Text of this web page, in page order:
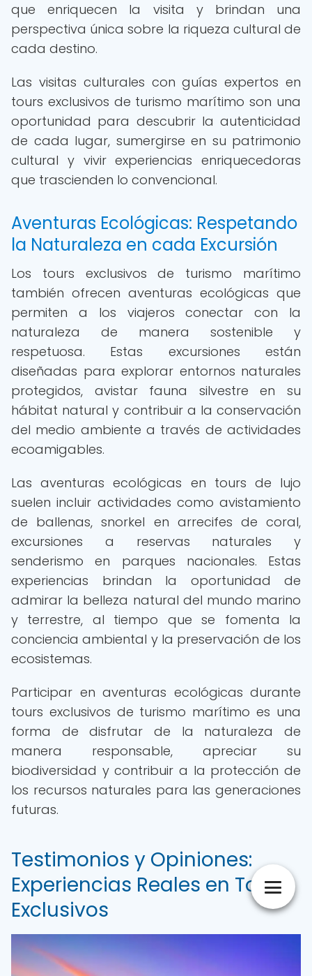
que enriquecen la visita y brindan una
perspectiva única sobre la riqueza cultural de
cada destino.
Las visitas culturales con guías expertos en
tours exclusivos de turismo marítimo son una
oportunidad para descubrir la autenticidad
de cada lugar, sumergirse en su patrimonio
cultural y vivir experiencias enriquecedoras
que trascienden lo convencional.
Aventuras Ecológicas: Respetando
la Naturaleza en cada Excursión
Los tours exclusivos de turismo marítimo
también ofrecen aventuras ecológicas que
permiten a los viajeros conectar con la
naturaleza de manera sostenible y
respetuosa. Estas excursiones están
diseñadas para explorar entornos naturales
protegidos, avistar fauna silvestre en su
hábitat natural y contribuir a la conservación
del medio ambiente a través de actividades
ecoamigables.
Las aventuras ecológicas en tours de lujo
suelen incluir actividades como avistamiento
de ballenas, snorkel en arrecifes de coral,
excursiones a reservas naturales y
senderismo en parques nacionales. Estas
experiencias brindan la oportunidad de
admirar la belleza natural del mundo marino
y terrestre, al tiempo que se fomenta la
conciencia ambiental y la preservación de los
ecosistemas.
Participar en aventuras ecológicas durante
tours exclusivos de turismo marítimo es una
forma de disfrutar de la naturaleza de
manera responsable, apreciar su
biodiversidad y contribuir a la protección de
los recursos naturales para las generaciones
futuras.
Testimonios y Opiniones:
Experiencias Reales en Tours
Exclusivos